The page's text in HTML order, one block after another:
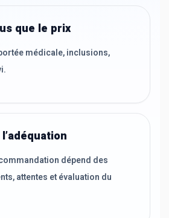
que le prix
médicale, inclusions,
dépend des
attentes et évaluation du